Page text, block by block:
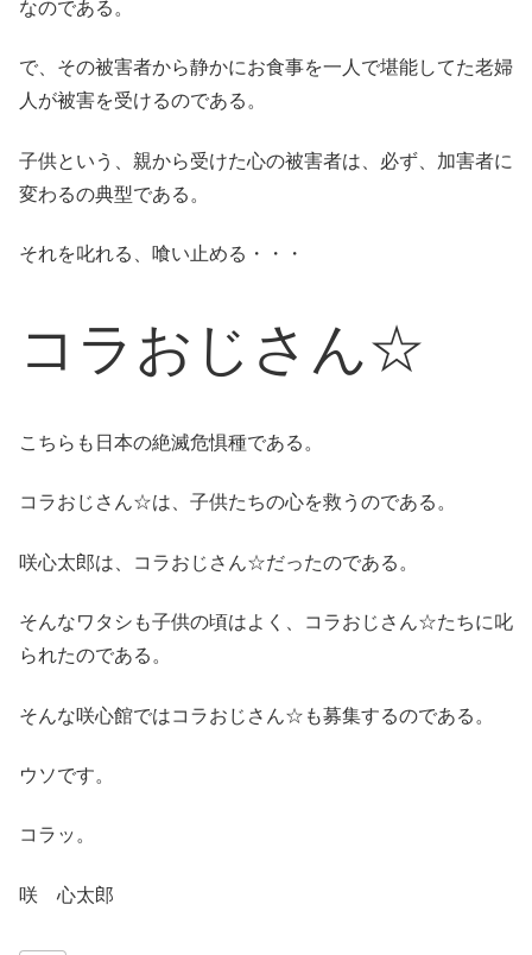
なのである。
で、その被害者から静かにお食事を一人で堪能してた老婦
人が被害を受けるのである。
子供という、親から受けた心の被害者は、必ず、加害者に
変わるの典型である。
それを叱れる、喰い止める・・・
コラおじさん☆
こちらも日本の絶滅危惧種である。
コラおじさん☆は、子供たちの心を救うのである。
咲心太郎は、コラおじさん☆だったのである。
そんなワタシも子供の頃はよく、コラおじさん☆たちに叱
られたのである。
そんな咲心館ではコラおじさん☆も募集するのである。
ウソです。
コラッ。
咲 心太郎